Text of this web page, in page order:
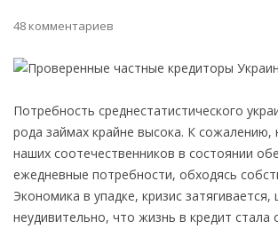
48 комментариев
Потребность среднестатистического
рода займах крайне высока. К сожалению,
наших соотечественников в состоянии
ежедневные потребности, обходясь
Экономика в упадке, кризис затягивается,
неудивительно, что жизнь в кредит